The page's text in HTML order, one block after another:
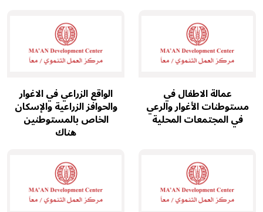
الواقع الزراعي في الاغوار
والحوافز الزراعية والإسكان
الخاص بالمستوطنين
هناك
عمالة الاطفال في
مستوطنات الأغوار والرعي
في المجتمعات المحلية